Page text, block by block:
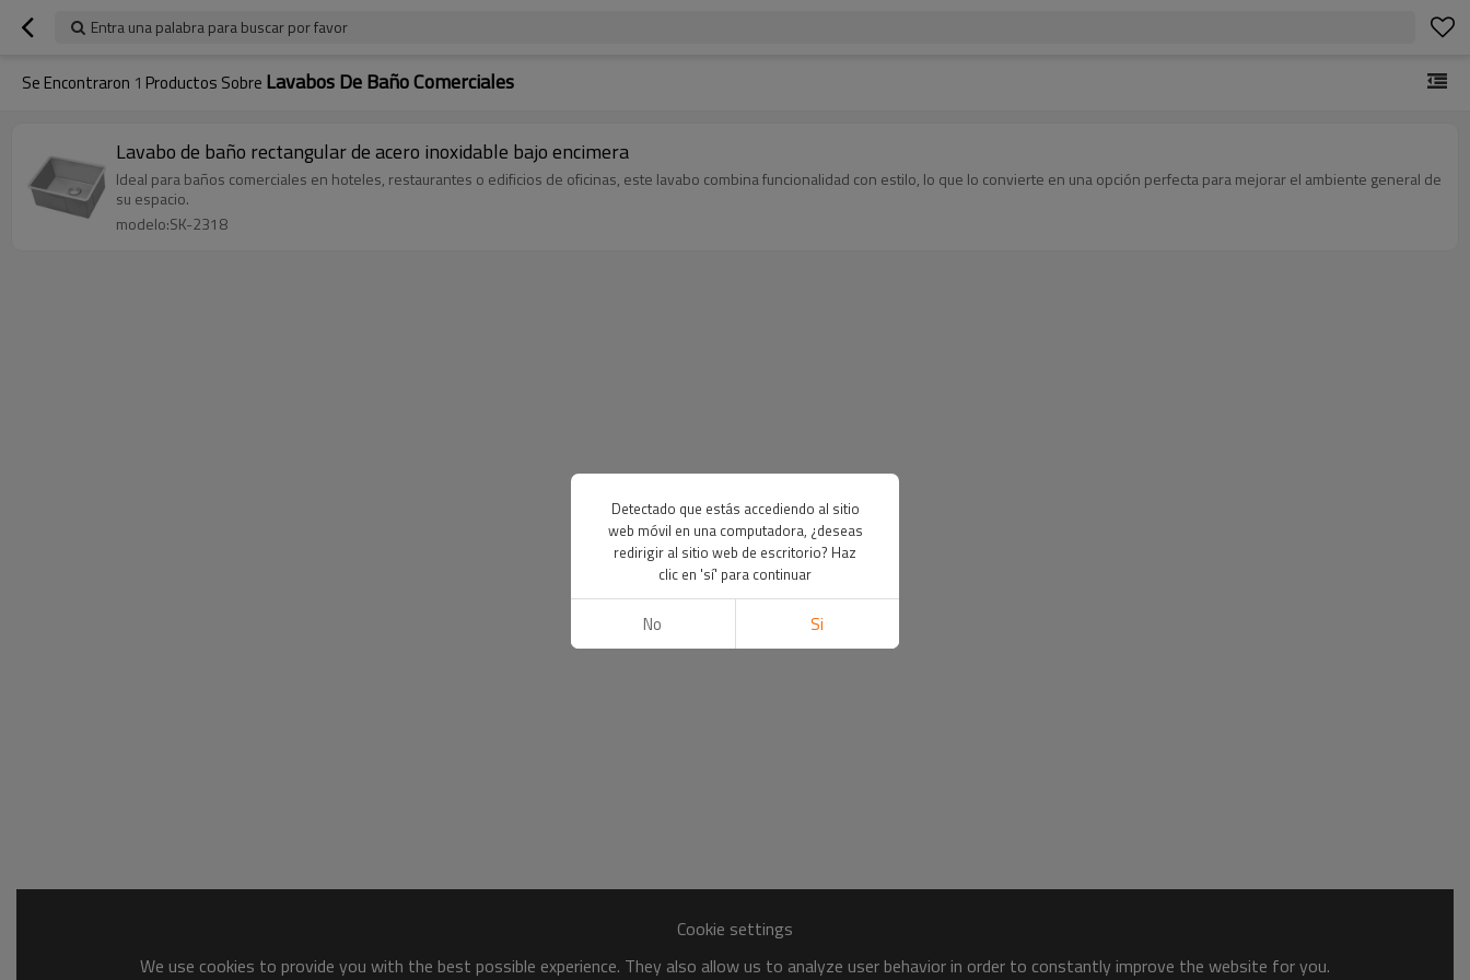
Entra una palabra para buscar por favor
Se Encontraron 1 Productos Sobre Lavabos De Baño Comerciales
Lavabo de baño rectangular de acero inoxidable bajo encimera
Ideal para baños comerciales en hoteles, restaurantes o edificios de oficinas, este lavabo combina funcionalidad con estilo, lo que lo convierte en una opción perfecta para mejorar el ambiente general de
su espacio.
modelo:SK-2318
Cookie settings
We use cookies to provide you with the best possible experience. They also allow us to analyze user behavior in order to constantly improve the website for you.
Detectado que estás accediendo al sitio
web móvil en una computadora, ¿deseas
redirigir al sitio web de escritorio? Haz
clic en 'sí' para continuar
No Si